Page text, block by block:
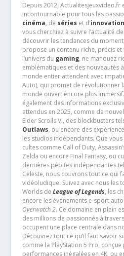
Depuis 2012, Actualitesjeuxvideo.fr
incontournable pour tous les
cinéma,de séries et d’
vous cherchiez à suivre l’actualité
découvrir les tendances du
propose un contenu riche, précis
l’univers du gaming, ne manquez
emblématiques et des nouveautés
monde entier attendent avec
Auto), qui promet de révolutionner
monde ouvert encore plus
également des informations
attendus en 2025, comme de
Elder Scrolls VI, des blockbusters
Outlaws, ou encore des
les studios indépendants. Que
cultes comme Call of Duty,
Zelda ou encore Final Fantasy, ou
dernières pépites indépendantes
Celeste, nous couvrons tout ce qui
vidéoludique. Suivez avec nous les
Worlds de League of Legends, les
encore les événements e-sport
Overwatch 2. Ce domaine en plein
des millions de passionnés à
occupent une place centrale dans
Découvrez tout ce qu’il faut savoir
comme la PlayStation 5 Pro,
performances inégalées en 4K, ou